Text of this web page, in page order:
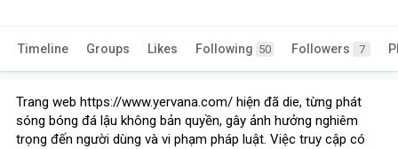
Timeline Groups Likes Following 50 Followers 7
Trang web https://www.yervana.com/ hiện đã die, từng phát
sóng bóng đá lậu không bản quyền, gây ảnh hưởng nghiêm
trọng đến người dùng và vi phạm pháp luật. Việc truy cập có